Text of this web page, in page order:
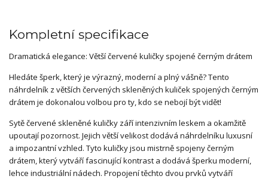
Kompletní specifikace
Dramatická elegance: Větší červené kuličky spojené černým drátem
Hledáte šperk, který je výrazný, moderní a plný vášně? Tento
náhrdelník z větších červených skleněných kuliček spojených černým
drátem je dokonalou volbou pro ty, kdo se nebojí být vidět!
Sytě červené skleněné kuličky září intenzivním leskem a okamžitě
upoutají pozornost. Jejich větší velikost dodává náhrdelníku luxusní
a impozantní vzhled. Tyto kuličky jsou mistrně spojeny černým
drátem, který vytváří fascinující kontrast a dodává šperku moderní,
lehce industriální nádech. Propojení těchto dvou prvků vytváří